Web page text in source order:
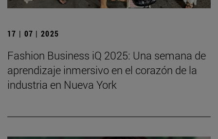
17 | 07 | 2025
Fashion Business iQ 2025: Una semana de
aprendizaje inmersivo en el corazón de la
industria en Nueva York